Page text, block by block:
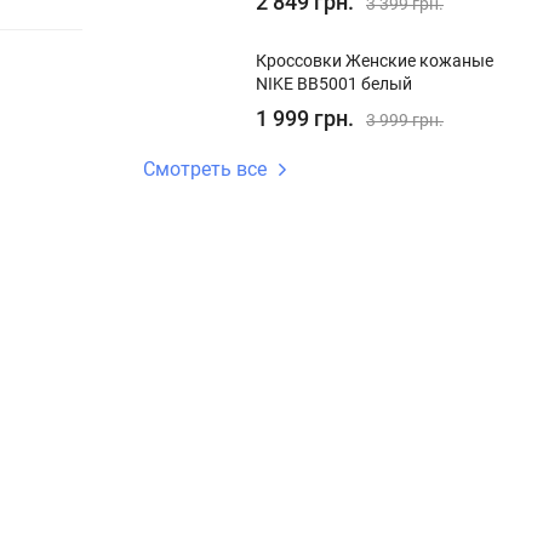
Кроссовки Женские кожаные
NIKE BB5001 белый
1 999 грн. 3 999 грн.
Смотреть все